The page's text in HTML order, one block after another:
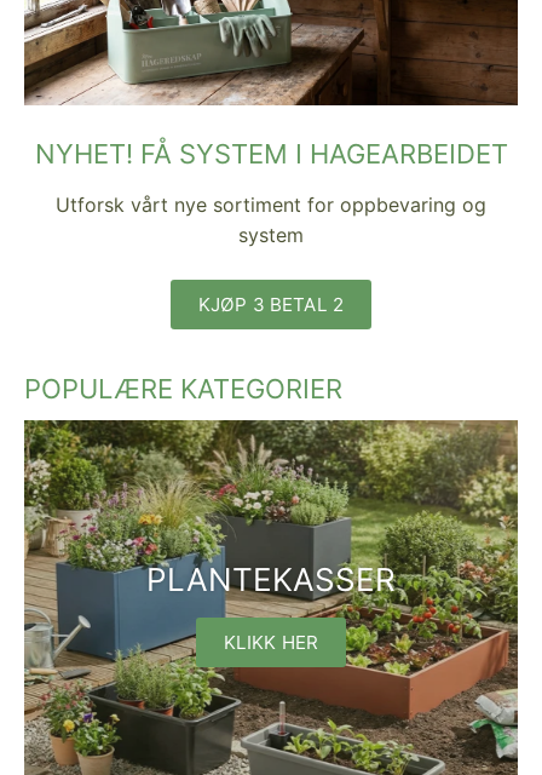
NYHET! FÅ SYSTEM I HAGEARBEIDET
Utforsk vårt nye sortiment for oppbevaring og
system
KJØP 3 BETAL 2
POPULÆRE KATEGORIER
PLANTEKASSER
KLIKK HER